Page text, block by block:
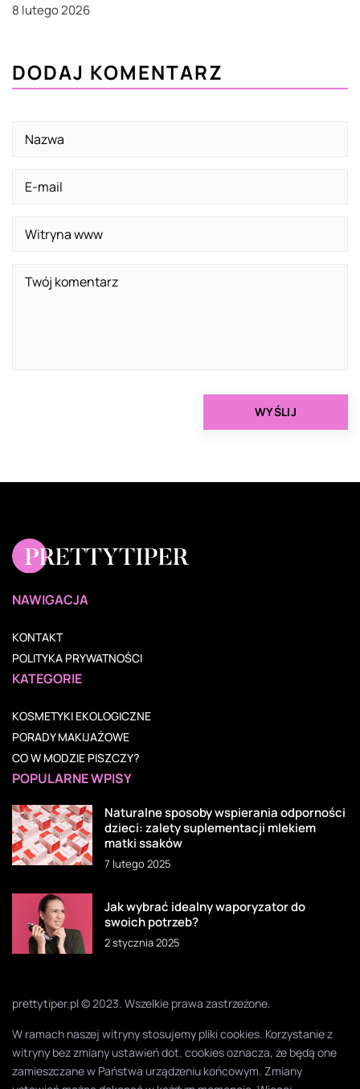
8 lutego 2026
DODAJ KOMENTARZ
NAWIGACJA
KONTAKT
POLITYKA PRYWATNOŚCI
KATEGORIE
KOSMETYKI EKOLOGICZNE
PORADY MAKIJAŻOWE
CO W MODZIE PISZCZY?
POPULARNE WPISY
Naturalne sposoby wspierania odporności
dzieci: zalety suplementacji mlekiem
matki ssaków
7 lutego 2025
Jak wybrać idealny waporyzator do
swoich potrzeb?
2 stycznia 2025
prettytiper.pl © 2023. Wszelkie prawa zastrzeżone.
W ramach naszej witryny stosujemy pliki cookies. Korzystanie z
witryny bez zmiany ustawień dot. cookies oznacza, że będą one
zamieszczane w Państwa urządzeniu końcowym. Zmiany